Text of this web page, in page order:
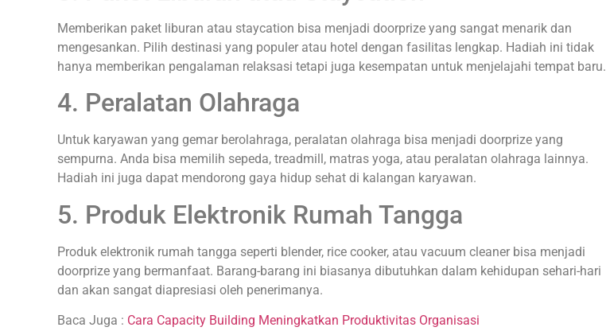
Memberikan paket liburan atau staycation bisa menjadi doorprize yang sangat menarik dan
mengesankan. Pilih destinasi yang populer atau hotel dengan fasilitas lengkap. Hadiah ini tidak
hanya memberikan pengalaman relaksasi tetapi juga kesempatan untuk menjelajahi tempat baru.
4. Peralatan Olahraga
Untuk karyawan yang gemar berolahraga, peralatan olahraga bisa menjadi doorprize yang
sempurna. Anda bisa memilih sepeda, treadmill, matras yoga, atau peralatan olahraga lainnya.
Hadiah ini juga dapat mendorong gaya hidup sehat di kalangan karyawan.
5. Produk Elektronik Rumah Tangga
Produk elektronik rumah tangga seperti blender, rice cooker, atau vacuum cleaner bisa menjadi
doorprize yang bermanfaat. Barang-barang ini biasanya dibutuhkan dalam kehidupan sehari-hari
dan akan sangat diapresiasi oleh penerimanya.
Baca Juga : Cara Capacity Building Meningkatkan Produktivitas Organisasi